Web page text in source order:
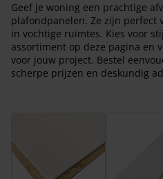
Geef je woning een prachtige
plafondpanelen. Ze zijn perfect
in vochtige ruimtes. Kies voor
assortiment op deze pagina en
voor jouw project. Bestel
scherpe prijzen en deskundig